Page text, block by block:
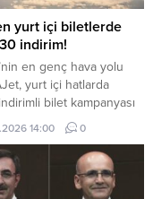
yurt içi biletlerde
indirim!
en genç hava yolu
yurt içi hatlarda
bilet kampanyası
14:00 0